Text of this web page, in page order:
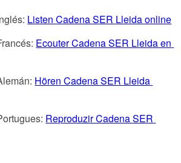
Listen Cadena SER Lleida online
Ecouter Cadena SER Lleida en
Hören Cadena SER Lleida
Reproduzir Cadena SER